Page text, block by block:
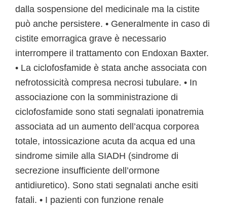
dalla sospensione del medicinale ma la cistite
può anche persistere. • Generalmente in caso di
cistite emorragica grave è necessario
interrompere il trattamento con Endoxan Baxter.
• La ciclofosfamide è stata anche associata con
nefrotossicità compresa necrosi tubulare. • In
associazione con la somministrazione di
ciclofosfamide sono stati segnalati iponatremia
associata ad un aumento dell’acqua corporea
totale, intossicazione acuta da acqua ed una
sindrome simile alla SIADH (sindrome di
secrezione insufficiente dell’ormone
antidiuretico). Sono stati segnalati anche esiti
fatali. • I pazienti con funzione renale